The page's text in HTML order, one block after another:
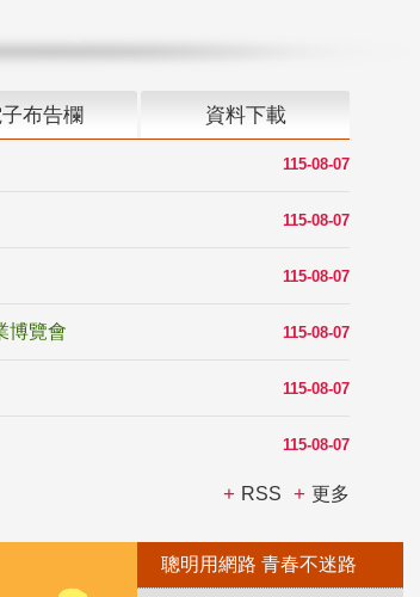
布告欄 資料下載
115-08-07
115-08-07
115-08-07
115-08-07
博覽會
115-08-07
115-08-07
RSS 更多
聰明用網路 青春不迷路